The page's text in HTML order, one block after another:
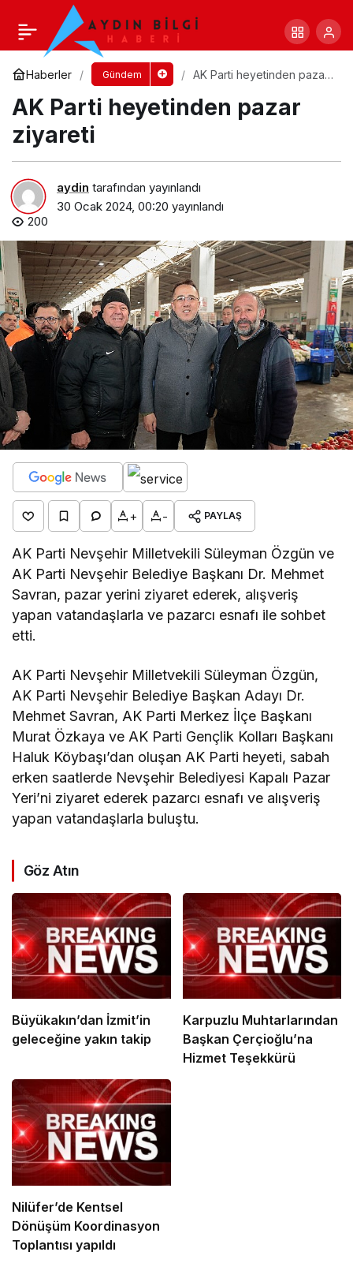
Haberler Gündem
AK Parti heyetinden pazar
AK Parti heyetinden pazar
ziyareti
aydin tarafından yayınlandı
30 Ocak 2024, 00:20 yayınlandı
200
+ - PAYLAŞ
AK Parti Nevşehir Milletvekili Süleyman Özgün ve
AK Parti Nevşehir Belediye Başkanı Dr. Mehmet
Savran, pazar yerini ziyaret ederek, alışveriş
yapan vatandaşlarla ve pazarcı esnafı ile sohbet
etti.
AK Parti Nevşehir Milletvekili Süleyman Özgün,
AK Parti Nevşehir Belediye Başkan Adayı Dr.
Mehmet Savran, AK Parti Merkez İlçe Başkanı
Murat Özkaya ve AK Parti Gençlik Kolları Başkanı
Haluk Köybaşı’dan oluşan AK Parti heyeti, sabah
erken saatlerde Nevşehir Belediyesi Kapalı Pazar
Yeri’ni ziyaret ederek pazarcı esnafı ve alışveriş
yapan vatandaşlarla buluştu.
Göz Atın
Büyükakın’dan İzmit’in
geleceğine yakın takip
Karpuzlu Muhtarlarından
Başkan Çerçioğlu’na
Hizmet Teşekkürü
Nilüfer’de Kentsel
Dönüşüm Koordinasyon
Toplantısı yapıldı
Canik’te Kamu Hizmetleri Vatandaşın
Kapısında Paylaş